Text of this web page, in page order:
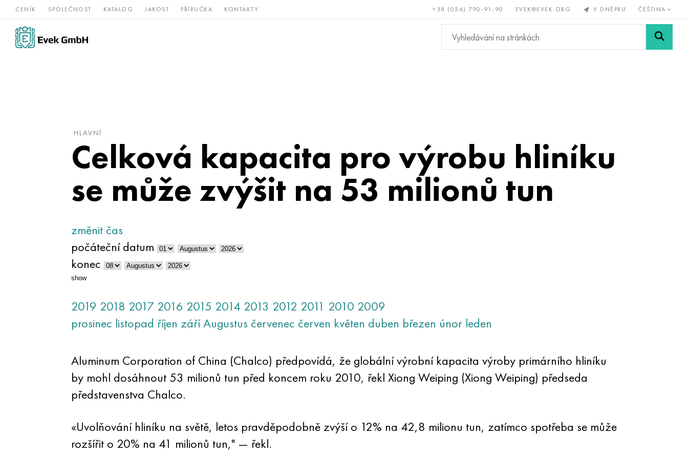
CENÍK SPOLEČNOST KATALOG JAKOST PŘÍRUČKA KONTAKTY +38 (056) 790-91-90 EVEK@EVEK.ORG V DNĚPRU ČEŠTINA
Slitiny
niklu
nerezová Vzácné a Bronz, měď, Neželezné
kovy
Legovaná Sítě a
HLAVNÍ
Celková kapacita pro výrobu hliníku
se může zvýšit na 53 milionů tun
změnit čas
počáteční datum
konec
show
2019 2018 2017 2016 2015 2014 2013 2012 2011 2010 2009
prosinec listopad říjen záříAugustus červenec červen květen duben březen únor leden
Aluminum Corporation of China (Chalco) předpovídá, že globální výrobní kapacita výroby primárního hliníku
by mohl dosáhnout 53 milionů tun před koncem roku 2010, řekl Xiong Weiping (Xiong Weiping) předseda
představenstva Chalco.
«Uvolňování hliníku na světě, letos pravděpodobně zvýší o 12% na 42,8 milionu tun, zatímco spotřeba se může
rozšířit o 20% na 41 milionů tun," — řekl.